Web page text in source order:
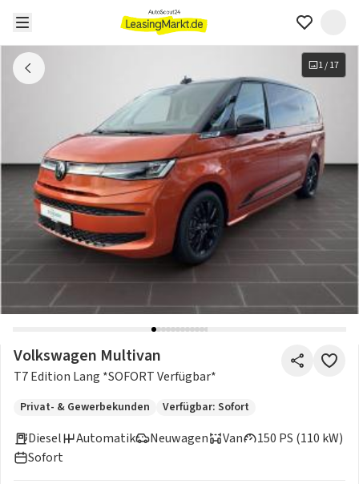
1/17
Volkswagen Multivan
T7 Edition Lang *SOFORT Verfügbar*
Privat- & Gewerbekunden Verfügbar: Sofort
Diesel Neuwagen 150 PS (110 kW)
Automatik
Van
Sofort